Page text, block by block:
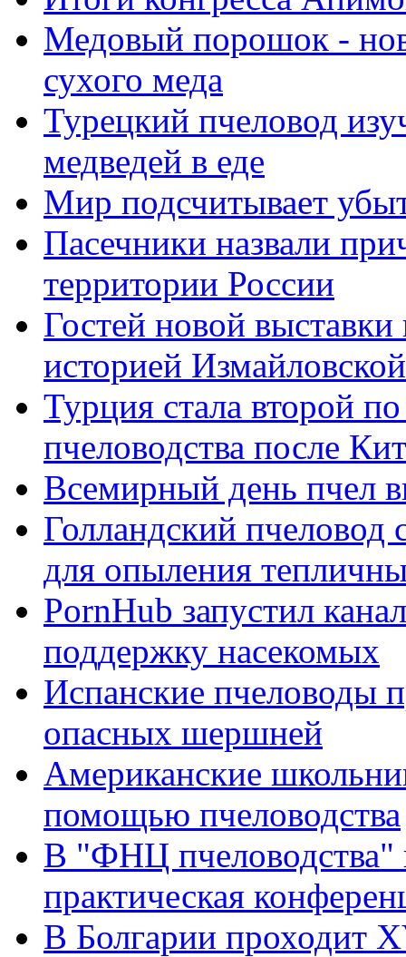
Медовый порошок -
сухого меда
Турецкий пчеловод
медведей в еде
Мир подсчитывает
Пасечники назвали
территории России
Гостей новой
историей
Турция стала второй
пчеловодства после
Всемирный день пчел
Голландский пчеловод
для опыления
PornHub запустил
поддержку насекомых
Испанские пчеловоды
опасных шершней
Американские
помощью пчеловодства
В "ФНЦ пчеловодства"
практическая
В Болгарии проходит